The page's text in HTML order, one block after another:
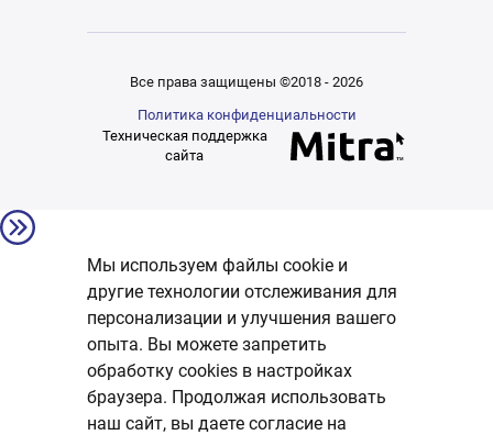
Все права защищены ©2018 - 2026
Политика конфиденциальности
Техническая поддержка
сайта
Мы используем файлы cookie и
другие технологии отслеживания для
персонализации и улучшения вашего
опыта. Вы можете запретить
обработку сookies в настройках
браузера. Продолжая использовать
наш сайт, вы даете согласие на